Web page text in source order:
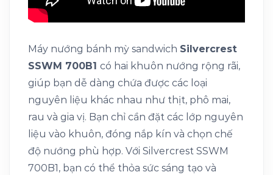
Máy nướng bánh mỳ sandwich Silvercrest
SSWM 700B1 có hai khuôn nướng rộng rãi,
giúp bạn dễ dàng chứa được các loại
nguyên liệu khác nhau như thịt, phô mai,
rau và gia vị. Bạn chỉ cần đặt các lớp nguyên
liệu vào khuôn, đóng nắp kín và chọn chế
độ nướng phù hợp. Với Silvercrest SSWM
700B1, bạn có thể thỏa sức sáng tạo và